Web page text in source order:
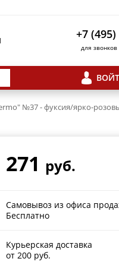
+7
для
№37 - фуксия/ярко-
271 руб.
Самовывоз из офиса
Бесплатно
Курьерская доставка
от 200 руб.